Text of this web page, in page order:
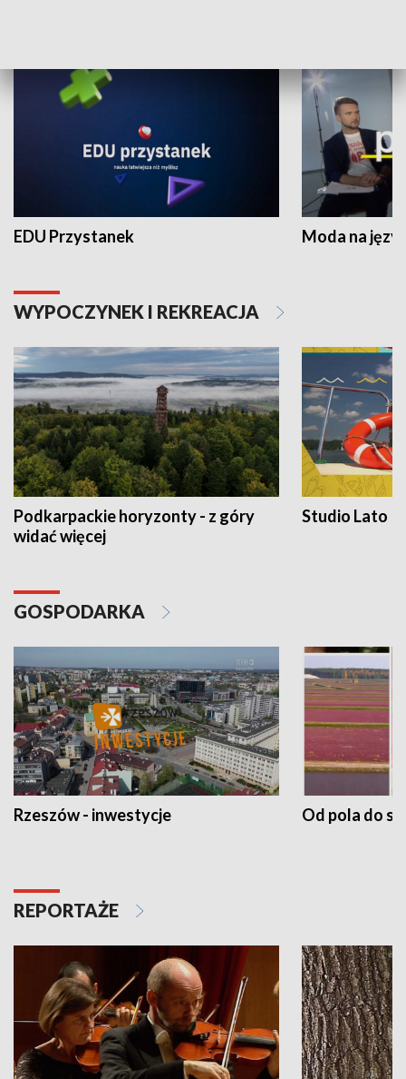
EDU Przystanek Moda na
WYPOCZYNEK I REKREACJA
Podkarpackie horyzonty - z góry
widać więcej
Studio Lato
GOSPODARKA
Rzeszów - inwestycje Od pola do
REPORTAŻE